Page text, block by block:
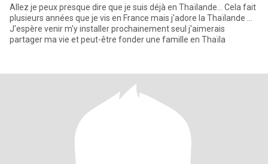
Allez je peux presque dire que je suis déjà en Thaïlande… Cela fait
plusieurs années que je vis en France mais j'adore la Thaïlande …
J'espère venir m'y installer prochainement seul j'aimerais
partager ma vie et peut-être fonder une famille en Thaïla